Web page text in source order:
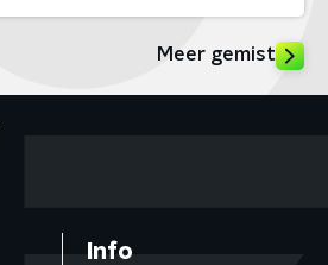
Meer gemist
Info